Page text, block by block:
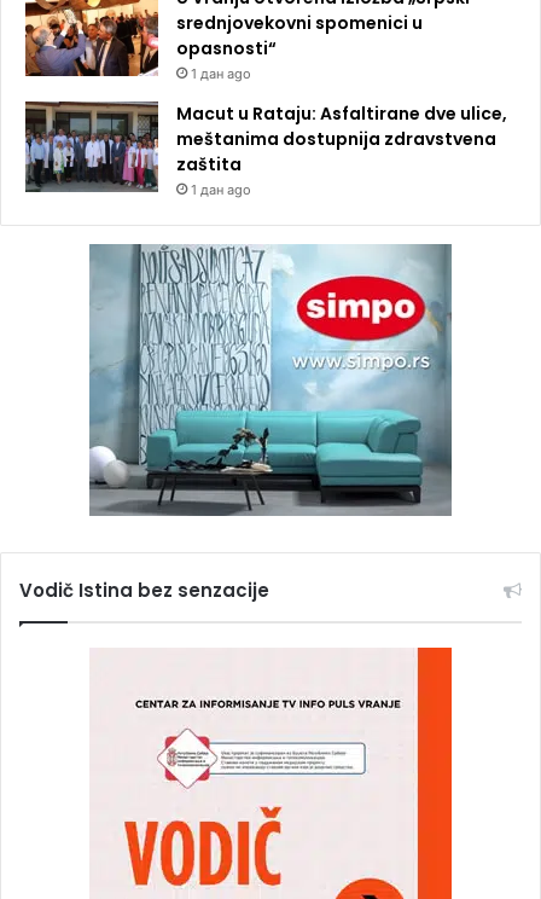
srednjovekovni spomenici u
opasnosti“
1 дан ago
Macut u Rataju: Asfaltirane dve ulice,
meštanima dostupnija zdravstvena
zaštita
1 дан ago
Vodič Istina bez senzacije